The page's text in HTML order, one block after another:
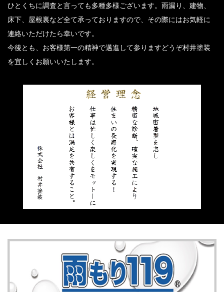
ひとくちに調査と言っても多種多様ございます。雨漏り、建物、
床下、屋根裏など全て承っておりますので、その際にはお気軽に
連絡いただけたら幸いです。
今後とも、お客様第一の精神で邁進して参りますどうぞ村井塗装
を宜しくお願いいたします。